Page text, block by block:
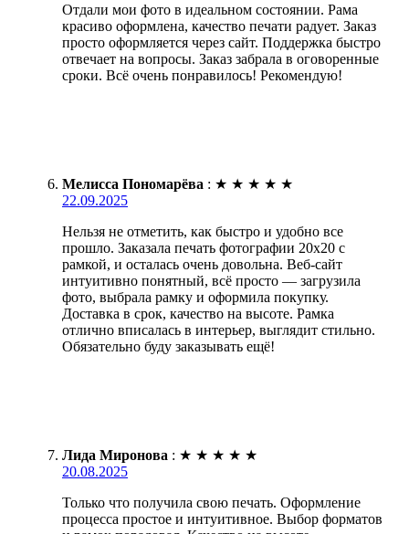
Отдали мои фото в идеальном состоянии. Рама
красиво оформлена, качество печати радует. Заказ
просто оформляется через сайт. Поддержка быстро
отвечает на вопросы. Заказ забрала в оговоренные
сроки. Всё очень понравилось! Рекомендую!
Мелисса Пономарёва : ★ ★ ★ ★ ★
22.09.2025
Нельзя не отметить, как быстро и удобно все
прошло. Заказала печать фотографии 20х20 с
рамкой, и осталась очень довольна. Веб-сайт
интуитивно понятный, всё просто — загрузила
фото, выбрала рамку и оформила покупку.
Доставка в срок, качество на высоте. Рамка
отлично вписалась в интерьер, выглядит стильно.
Обязательно буду заказывать ещё!
Лида Миронова : ★ ★ ★ ★ ★
20.08.2025
Только что получила свою печать. Оформление
процесса простое и интуитивное. Выбор форматов